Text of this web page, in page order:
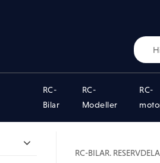
RC-
Bilar
RC-
Modeller
RC-
RC-BILAR.